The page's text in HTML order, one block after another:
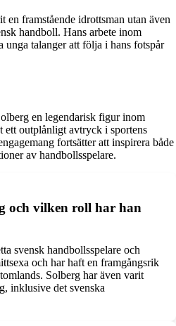
en framstående idrottsman utan även
handboll. Hans arbete inom
unga talanger att följa i hans fotspår
en legendarisk figur inom
ett outplånligt avtryck i sportens
fortsätter att inspirera både
av handbollsspelare.
och vilken roll har han
svensk handbollsspelare och
och har haft en framgångsrik
Solberg har även varit
inklusive det svenska